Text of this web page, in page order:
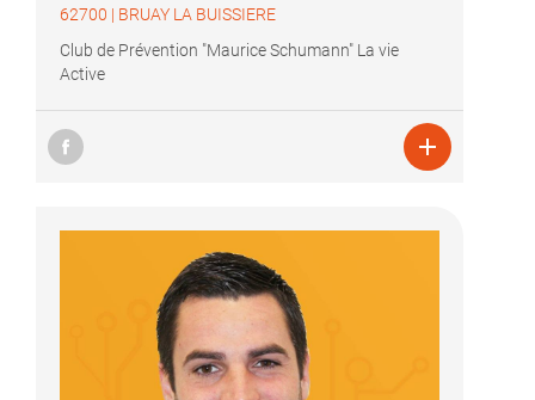
62700 | BRUAY LA BUISSIERE
Club de Prévention "Maurice Schumann" La vie
Active
